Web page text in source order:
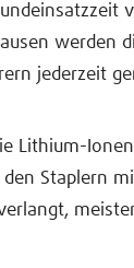
werden
jederzeit
Lithium-
Staplern